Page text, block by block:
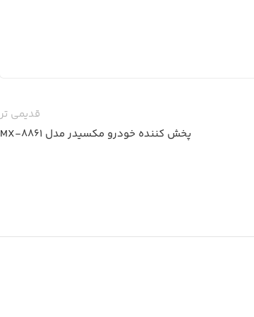
قدیمی تر
پخش کننده خودرو مکسیدر مدل MX-8861